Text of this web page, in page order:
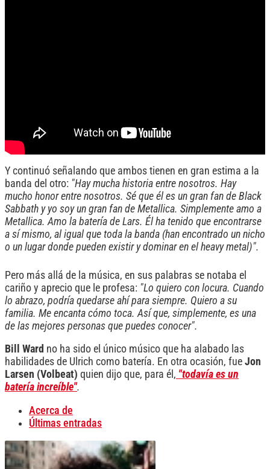
Y continuó señalando que ambos tienen en gran estima a la
banda del otro: "Hay mucha historia entre nosotros. Hay
mucho honor entre nosotros. Sé que él es un gran fan de Black
Sabbath y yo soy un gran fan de Metallica. Simplemente amo a
Metallica. Amo la batería de Lars. Él ha tenido que encontrarse
a sí mismo, al igual que toda la banda (han encontrado un nicho
o un lugar donde pueden existir y dominar en el heavy metal)".
Pero más allá de la música, en sus palabras se notaba el
cariño y aprecio que le profesa: "Lo quiero con locura. Cuando
lo abrazo, podría quedarse ahí para siempre. Quiero a su
familia. Me encanta cómo toca. Así que, simplemente, es una
de las mejores personas que puedes conocer".
Bill Ward no ha sido el único músico que ha alabado las
habilidades de Ulrich como batería. En otra ocasión, fue Jon
Larsen (Volbeat) quien dijo que, para él, "todavía es un
batería increíble".
Acerca de
Últimas entradas